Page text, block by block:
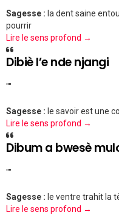
Sagesse : la dent saine
pourrir
Lire le sens profond →
Dibiè l’e nde njangi
""
Sagesse : le savoir est une
Lire le sens profond →
Dibum a bwesè
""
Sagesse : le ventre trahit la
Lire le sens profond →